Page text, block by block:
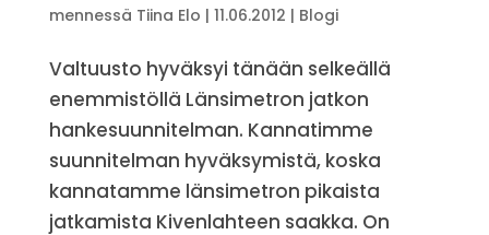
mennessä Tiina Elo | 11.06.2012 | Blogi
Valtuusto hyväksyi tänään selkeällä
enemmistöllä Länsimetron jatkon
hankesuunnitelman. Kannatimme
suunnitelman hyväksymistä, koska
kannatamme länsimetron pikaista
jatkamista Kivenlahteen saakka. On